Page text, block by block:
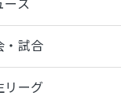
ース
・試合
リーグ